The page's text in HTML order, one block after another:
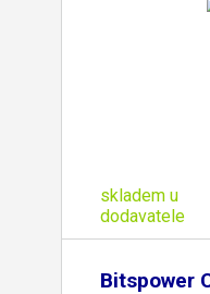
skladem u
dodavatele
Bitspower